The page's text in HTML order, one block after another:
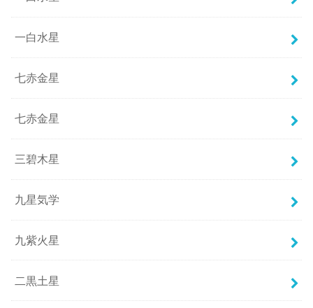
一白水星
七赤金星
七赤金星
三碧木星
九星気学
九紫火星
二黒土星